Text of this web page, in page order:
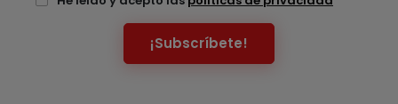
¡Subscríbete!